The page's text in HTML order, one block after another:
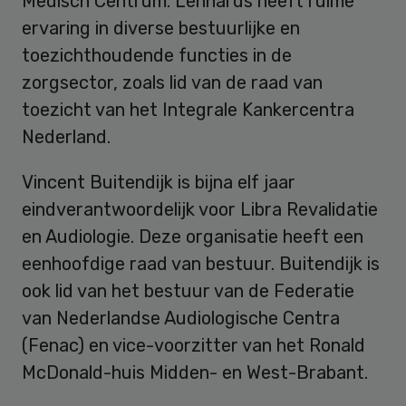
ervaring in diverse bestuurlijke en
toezichthoudende functies in de
zorgsector, zoals lid van de raad van
toezicht van het Integrale Kankercentra
Nederland.
Vincent Buitendijk is bijna elf jaar
eindverantwoordelijk voor Libra Revalidatie
en Audiologie. Deze organisatie heeft een
eenhoofdige raad van bestuur. Buitendijk is
ook lid van het bestuur van de Federatie
van Nederlandse Audiologische Centra
(Fenac) en vice-voorzitter van het Ronald
McDonald-huis Midden- en West-Brabant.